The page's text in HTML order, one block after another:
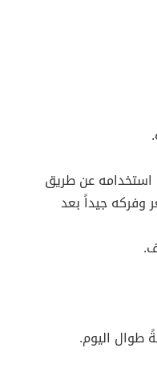
استخدامه عن طريق
وفركه جيداً بعد
طوال اليوم.